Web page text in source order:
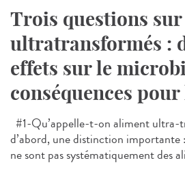
Trois questions
ultratransformés :
effets sur le
conséquences
#1-Qu’appelle-t-on aliment ultra-
d’abord, une distinction importante
ne sont pas systématiquement des